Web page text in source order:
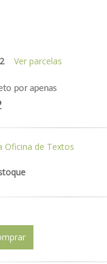
Ver parcelas
por apenas
Oficina de Textos